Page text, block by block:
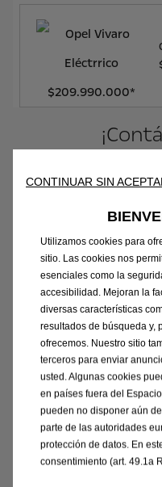
Opel
CONTINUAR SIN
Utilizamos cookies para
sitio. Las cookies nos
esenciales como la
accesibilidad. Mejoran la
diversas características
resultados de búsqueda y,
ofrecemos. Nuestro sitio
terceros para enviar
usted. Algunas cookies
en países fuera del
pueden no disponer aún
parte de las autoridades
protección de datos. En
consentimiento (art. 49.1a